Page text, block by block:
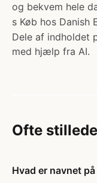
og bekvem hele
s Køb hos Danish
Dele af indholdet
med hjælp fra AI.
Ofte
Hvad er navnet